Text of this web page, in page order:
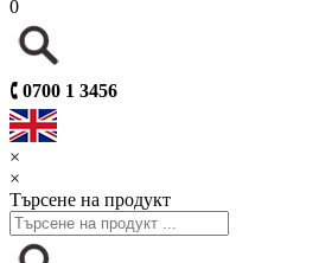
0
🕻 0700 1 3456
×
×
Търсене на продукт